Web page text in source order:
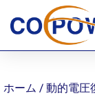
ホーム /動的電圧